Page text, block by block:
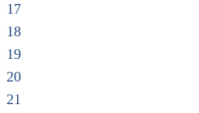
17
18
19
20
21